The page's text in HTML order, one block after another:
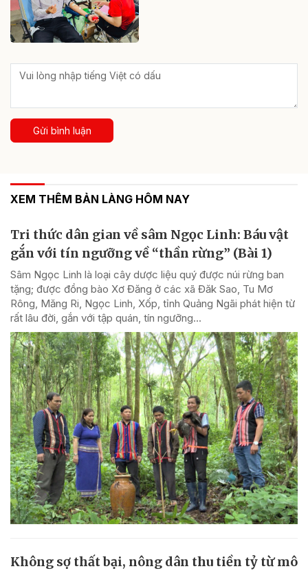
Gửi bình luận
XEM THÊM BẢN LÀNG HÔM NAY
Tri thức dân gian về sâm Ngọc Linh: Báu vật
gắn với tín ngưỡng về “thần rừng” (Bài 1)
Sâm Ngọc Linh là loại cây dược liệu quý được núi rừng ban
tặng; được đồng bào Xơ Đăng ở các xã Đăk Sao, Tu Mơ
Rông, Măng Ri, Ngọc Linh, Xốp, tỉnh Quảng Ngãi phát hiện từ
rất lâu đời, gắn với tập quán, tín ngưỡng...
Không sợ thất bại, nông dân thu tiền tỷ từ mô